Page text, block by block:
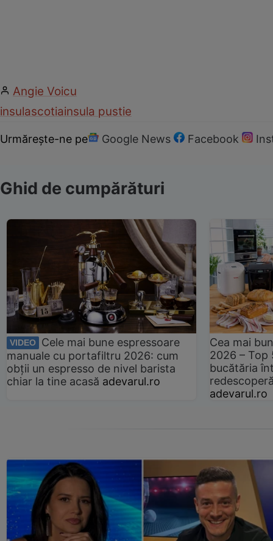
Angie Voicu
insulascotiainsula pustie
Urmărește-ne pe Google News Facebook
Ghid de cumpărături
VIDEO
Cele mai bune espressoare
manuale cu portafiltru 2026: cum
obții un espresso de nivel barista
chiar la tine acasă adevarul.ro
Cea mai
2026 –
bucătăria
adevarul.ro